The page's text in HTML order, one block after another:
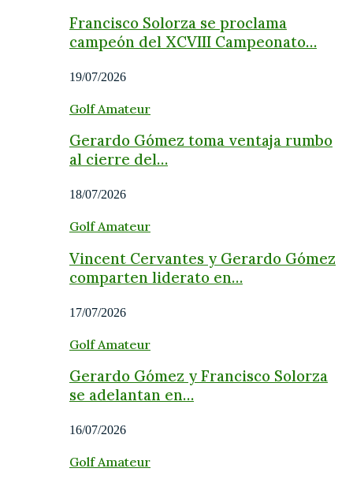
Francisco Solorza se proclama
campeón del XCVIII Campeonato…
19/07/2026
Golf Amateur
Gerardo Gómez toma ventaja rumbo
al cierre del…
18/07/2026
Golf Amateur
Vincent Cervantes y Gerardo Gómez
comparten liderato en…
17/07/2026
Golf Amateur
Gerardo Gómez y Francisco Solorza
se adelantan en…
16/07/2026
Golf Amateur